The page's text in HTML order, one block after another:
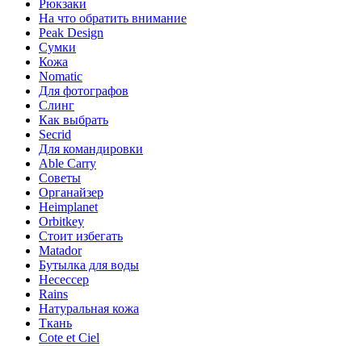
Рюкзаки
На что обратить внимание
Peak Design
Сумки
Кожа
Nomatic
Для фотографов
Слинг
Как выбрать
Secrid
Для командировки
Able Carry
Советы
Органайзер
Heimplanet
Orbitkey
Стоит избегать
Matador
Бутылка для воды
Несессер
Rains
Натуральная кожа
Ткань
Cote et Ciel